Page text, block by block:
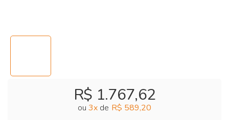
R$ 1.767,62
ou 3x de R$ 589,20